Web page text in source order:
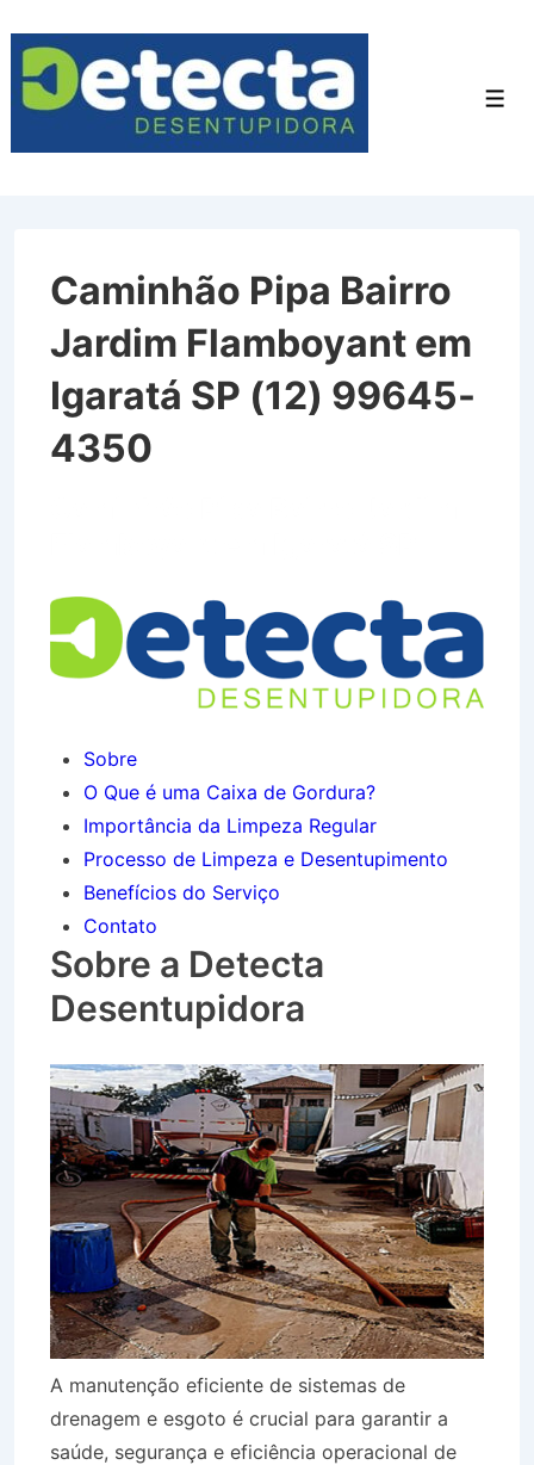
para
Conteúdo
Caminhão Pipa Bairro
Jardim Flamboyant em
Igaratá SP (12) 99645-
4350
Sobre
O Que é uma Caixa de Gordura?
Importância da Limpeza Regular
Processo de Limpeza e Desentupimento
Benefícios do Serviço
Contato
Sobre a Detecta
Desentupidora
A manutenção eficiente de sistemas de
drenagem e esgoto é crucial para garantir a
saúde, segurança e eficiência operacional de